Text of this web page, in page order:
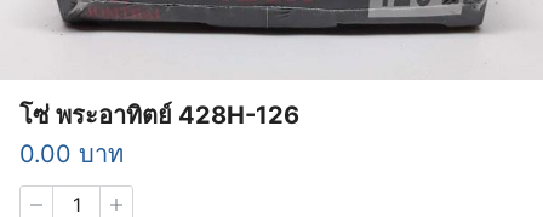
โซ่ พระอาทิตย์ 428H-126
0.00 บาท